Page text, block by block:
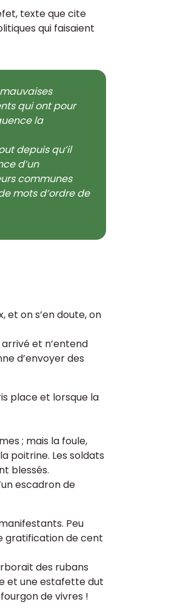
texte que cite
qui faisaient
qui ont pour
la
depuis qu’il
d’un
communes
mots d’ordre de
et on s’en doute, on
et n’entend
d’envoyer des
place et lorsque la
; mais la foule,
poitrine. Les soldats
blessés.
escadron de
Peu
gratification de cent
des rubans
et une estafette dut
de vivres !